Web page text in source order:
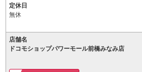
定休日
無休
店舗名
ドコモショップパワーモール前橋みなみ店